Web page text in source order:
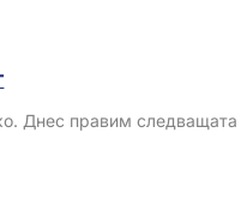
Днес правим